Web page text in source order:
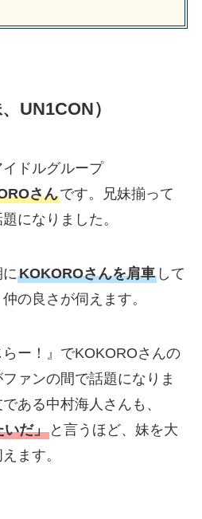
UN1CON）
ドルグループ
さんです。兄妹揃って
になりました。
KOKOROさんを肩車して
の良さが伺えます。
ー！』でKOKOROさんの
ァンの間で話題になりま
ある中村海人さんも、
いだ」と言うほど、妹を大
ます。